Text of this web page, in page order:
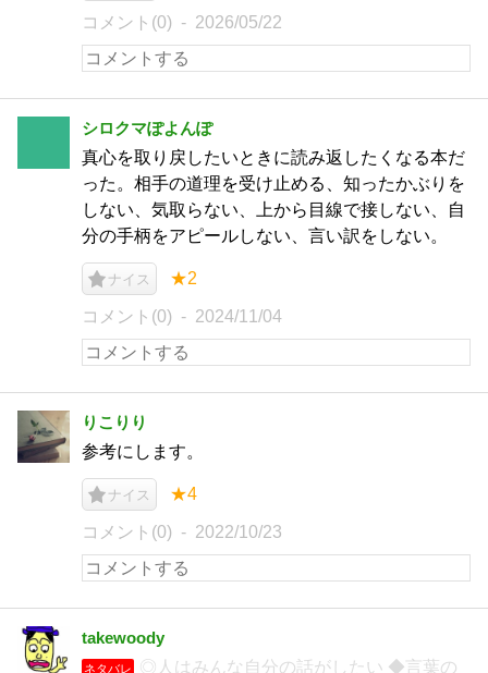
コメント(0) 2026/05/22
シロクマぽよんぽ
真心を取り戻したいときに読み返したくなる本だ
った。相手の道理を受け止める、知ったかぶりを
しない、気取らない、上から目線で接しない、自
分の手柄をアピールしない、言い訳をしない。
ナイス ★2
コメント(0) 2024/11/04
りこりり
参考にします。
ナイス ★4
コメント(0) 2022/10/23
takewoody
ネタバレ ◎人はみんな自分の話がしたい ◆言葉の